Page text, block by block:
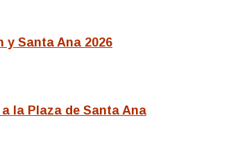
y Santa Ana 2026
la Plaza de Santa Ana